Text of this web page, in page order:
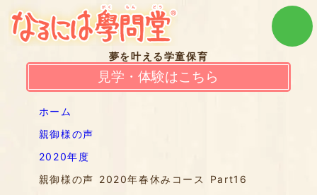
夢を叶える学童保育
見学・体験はこちら
ホーム
親御様の声
2020年度
親御様の声 2020年春休みコース Part16